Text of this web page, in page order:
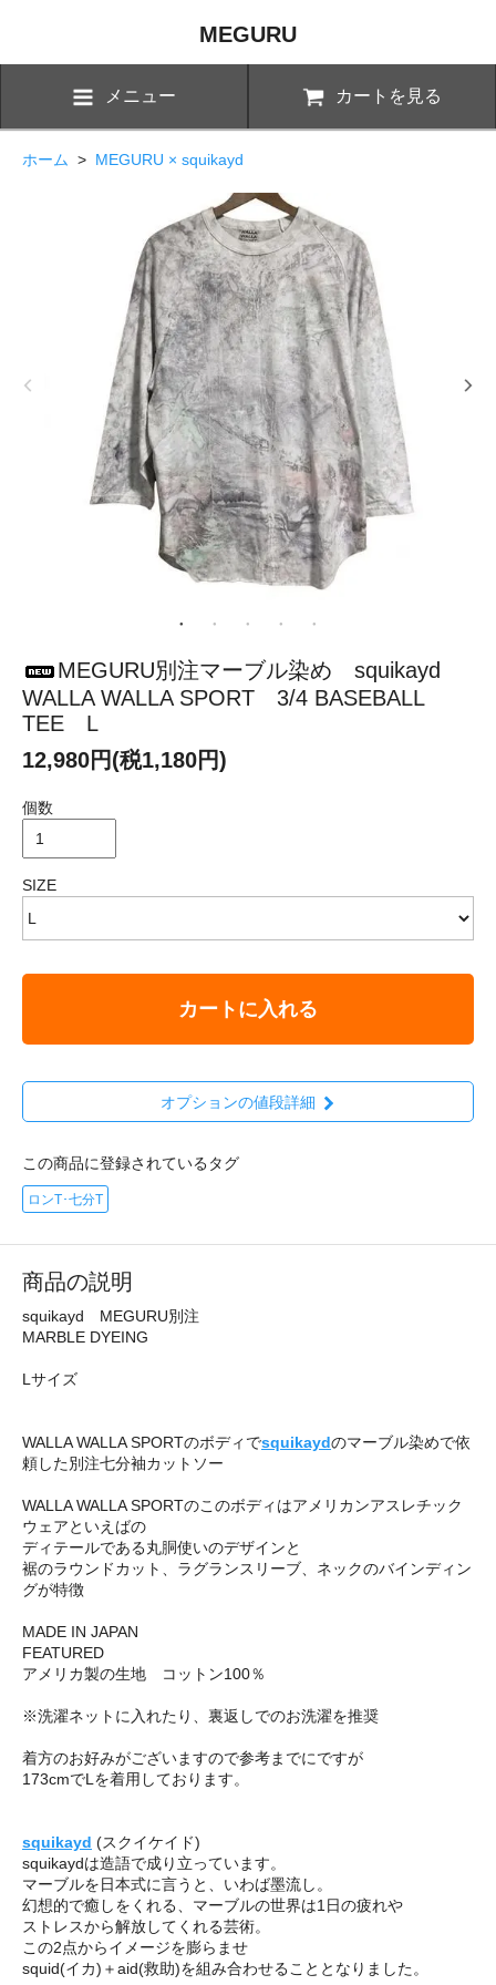
MEGURU
メニュー カートを見る
ホーム > MEGURU × squikayd
MEGURU別注マーブル染め squikayd
WALLA WALLA SPORT 3/4 BASEBALL
TEE L
12,980円(税1,180円)
個数
SIZE
カートに入れる
オプションの値段詳細
この商品に登録されているタグ
ロンT･七分T
商品の説明
squikayd MEGURU別注
MARBLE DYEING
Lサイズ
WALLA WALLA SPORTのボディでsquikaydのマーブル染めで依
頼した別注七分袖カットソー
WALLA WALLA SPORTのこのボディはアメリカンアスレチック
ウェアといえばの
ディテールである丸胴使いのデザインと
裾のラウンドカット、ラグランスリーブ、ネックのバインディン
グが特徴
MADE IN JAPAN
FEATURED
アメリカ製の生地 コットン100％
※洗濯ネットに入れたり、裏返しでのお洗濯を推奨
着方のお好みがございますので参考までにですが
173cmでLを着用しております。
squikayd (スクイケイド)
squikaydは造語で成り立っています。
マーブルを日本式に言うと、いわば墨流し。
幻想的で癒しをくれる、マーブルの世界は1日の疲れや
ストレスから解放してくれる芸術。
この2点からイメージを膨らませ
squid(イカ)＋aid(救助)を組み合わせることとなりました。